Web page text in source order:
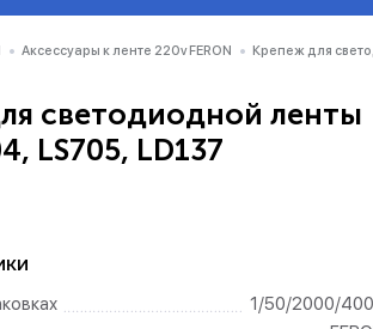
Светодиодные
Люминесцентные
Акцентное
Светильники
Ленты
Дюралайт
Датчики
Звонки и
Прочее
Гирлянды белт-лайт
Прочее
Аксессуары к ленте 220v FERON Крепеж для
светодиодной ленты
LS705, LD137
1/50/2000/